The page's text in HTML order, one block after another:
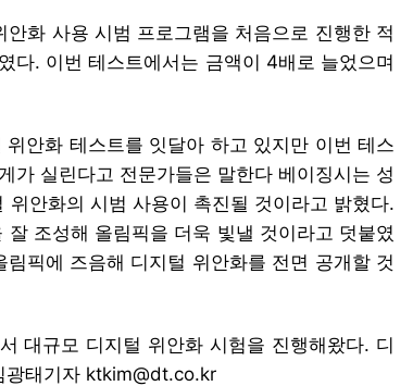
화 사용 시범 프로그램을 처음으로 진행한 적
다. 이번 테스트에서는 금액이 4배로 늘었으며
안화 테스트를 잇달아 하고 있지만 이번 테스
가 실린다고 전문가들은 말한다 베이징시는 성
안화의 시범 사용이 촉진될 것이라고 밝혔다.
조성해 올림픽을 더욱 빛낼 것이라고 덧붙였
픽에 즈음해 디지털 위안화를 전면 공개할 것
대규모 디지털 위안화 시험을 진행해왔다. 디
광태기자 ktkim@dt.co.kr